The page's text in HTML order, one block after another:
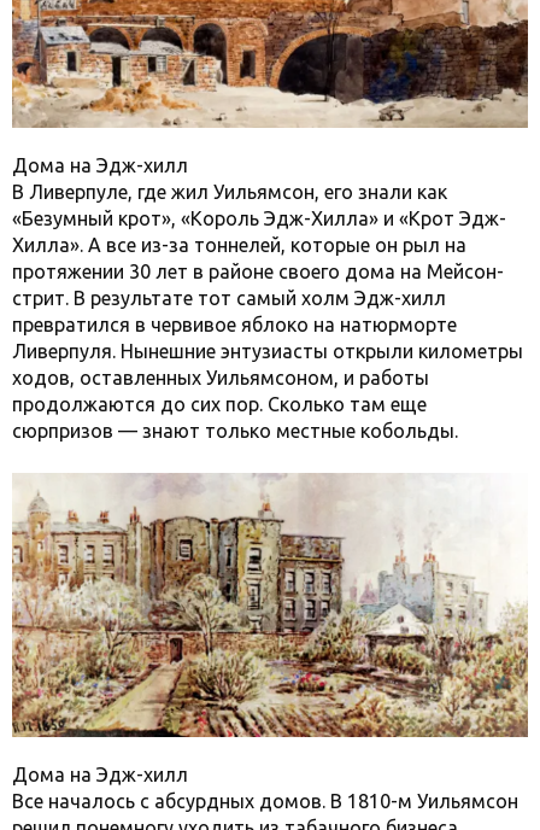
Дома на Эдж-хилл
В Ливерпуле, где жил Уильямсон, его знали как
«Безумный крот», «Король Эдж-Хилла» и «Крот Эдж-
Хилла». А все из-за тоннелей, которые он рыл на
протяжении 30 лет в районе своего дома на Мейсон-
стрит. В результате тот самый холм Эдж-хилл
превратился в червивое яблоко на натюрморте
Ливерпуля. Нынешние энтузиасты открыли километры
ходов, оставленных Уильямсоном, и работы
продолжаются до сих пор. Сколько там еще
сюрпризов — знают только местные кобольды.
Дома на Эдж-хилл
Все началось с абсурдных домов. В 1810-м Уильямсон